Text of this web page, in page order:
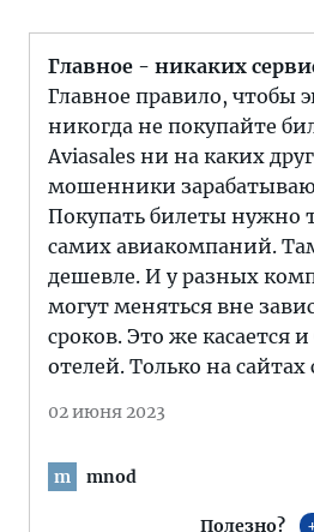
Главное - никаких
Главное правило, чтобы
никогда не покупайте
Aviasales ни на каких
мошенники
Покупать билеты нужно
самих авиакомпаний.
дешевле. И у разных
могут меняться вне
сроков. Это же касается
отелей. Только на
02 июня 2023
m mnod
Полезно?